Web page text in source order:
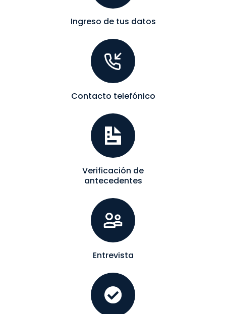
Ingreso de tus datos
Contacto telefónico
Verificación de
antecedentes
Entrevista